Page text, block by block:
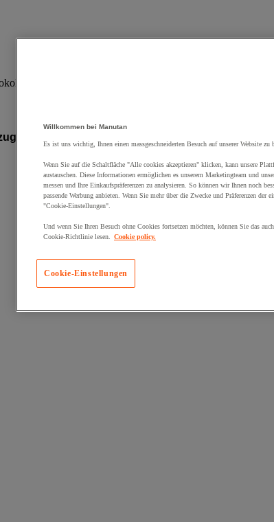
Willkommen bei Manutan
Es ist uns wichtig, Ihnen einen massgeschneiderten Besuch auf unserer Website zu
Wenn Sie auf die Schaltfläche "Alle cookies akzeptieren" klicken, kann unsere
austauschen. Diese Informationen ermöglichen es unserem Marketingteam und
messen und Ihre Einkaufspräferenzen zu analysieren. So können wir Ihnen noch
passende Werbung anbieten. Wenn Sie mehr über die Zwecke und Präferenzen
"Cookie-Einstellungen".
Und wenn Sie Ihren Besuch ohne Cookies fortsetzen möchten, können Sie das
Cookie-Richtlinie lesen.
Cookie policy.
Cookie-Einstellungen